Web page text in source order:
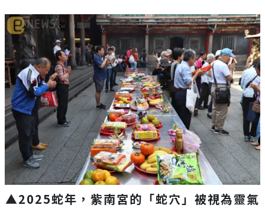
▲2025蛇年，紫南宮的「蛇穴」被視為靈氣